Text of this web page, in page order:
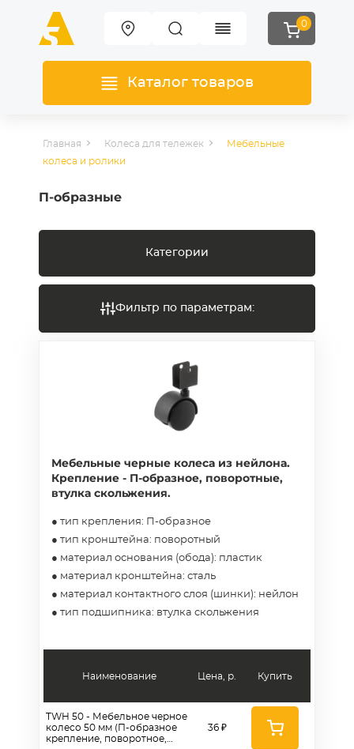
0
Каталог товаров
Главная Колеса для тележек
Мебельные
колеса и ролики
П-образные
Категории
Фильтр по параметрам:
Мебельные черные колеса из нейлона.
Крепление - П-образное, поворотные,
втулка скольжения.
● тип крепления: П-образное
● тип кронштейна: поворотный
● материал основания (обода): пластик
● материал кронштейна: сталь
● материал контактного слоя (шинки): нейлон
● тип подшипника: втулка скольжения
Наименование
TWH 50 - Мебельное черное
колесо 50 мм (П-образное
крепление, поворотное,
Цена, р.
36 ₽
Купить